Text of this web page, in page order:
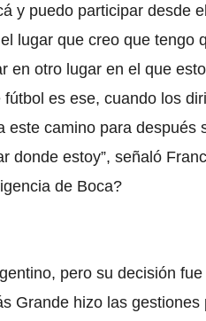
y puedo participar desde
lugar que creo que tengo
en otro lugar en el que
es ese, cuando los
este camino para después
donde estoy”, señaló
de Boca?
pero su decisión
Grande hizo las gestiones